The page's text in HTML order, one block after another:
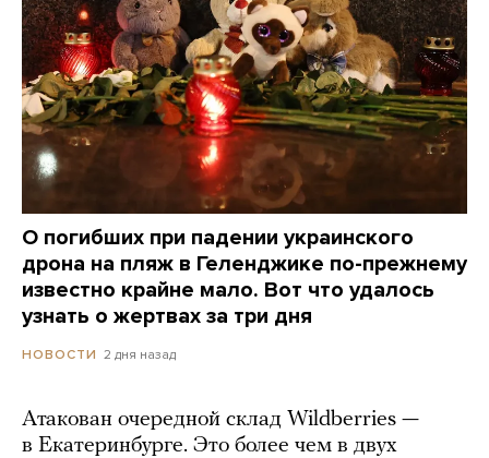
О погибших при падении украинского
дрона на пляж в Геленджике по-прежнему
известно крайне мало. Вот что удалось
узнать о жертвах за три дня
НОВОСТИ 2 дня назад
Атакован очередной склад Wildberries —
в Екатеринбурге. Это более чем в двух